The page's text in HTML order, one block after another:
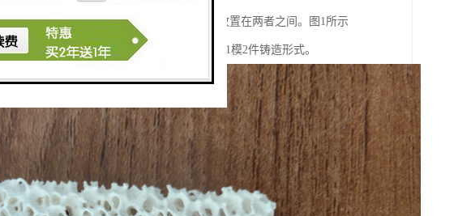
上,两者在直浇道的下端交汇,过滤网垂直放置在两者之间。图1所示
将过滤网设置在直浇道与横浇道分型处的1模2件铸造形式。